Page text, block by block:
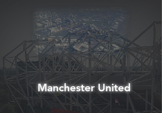
Manchester United